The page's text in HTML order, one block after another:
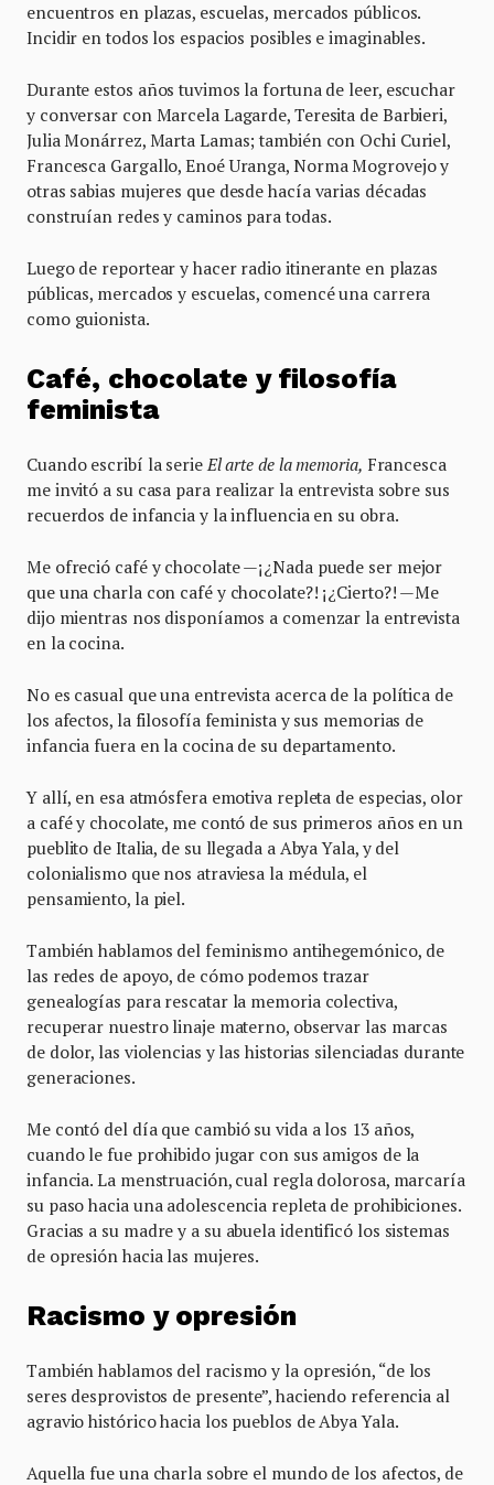
encuentros en plazas, escuelas, mercados públicos.
Incidir en todos los espacios posibles e imaginables.
Durante estos años tuvimos la fortuna de leer, escuchar
y conversar con Marcela Lagarde, Teresita de Barbieri,
Julia Monárrez, Marta Lamas; también con Ochi Curiel,
Francesca Gargallo, Enoé Uranga, Norma Mogrovejo y
otras sabias mujeres que desde hacía varias décadas
construían redes y caminos para todas.
Luego de reportear y hacer radio itinerante en plazas
públicas, mercados y escuelas, comencé una carrera
como guionista.
Café, chocolate y filosofía
feminista
Cuando escribí la serieEl arte de la memoria, Francesca
me invitó a su casa para realizar la entrevista sobre sus
recuerdos de infancia y la influencia en su obra.
Me ofreció café y chocolate —¡¿Nada puede ser mejor
que una charla con café y chocolate?! ¡¿Cierto?! —Me
dijo mientras nos disponíamos a comenzar la entrevista
en la cocina.
No es casual que una entrevista acerca de la política de
los afectos, la filosofía feminista y sus memorias de
infancia fuera en la cocina de su departamento.
Y allí, en esa atmósfera emotiva repleta de especias, olor
a café y chocolate, me contó de sus primeros años en un
pueblito de Italia, de su llegada a Abya Yala, y del
colonialismo que nos atraviesa la médula, el
pensamiento, la piel.
También hablamos del feminismo antihegemónico, de
las redes de apoyo, de cómo podemos trazar
genealogías para rescatar la memoria colectiva,
recuperar nuestro linaje materno, observar las marcas
de dolor, las violencias y las historias silenciadas durante
generaciones.
Me contó del día que cambió su vida a los 13 años,
cuando le fue prohibido jugar con sus amigos de la
infancia. La menstruación, cual regla dolorosa, marcaría
su paso hacia una adolescencia repleta de prohibiciones.
Gracias a su madre y a su abuela identificó los sistemas
de opresión hacia las mujeres.
Racismo y opresión
También hablamos del racismo y la opresión, “de los
seres desprovistos de presente”, haciendo referencia al
agravio histórico hacia los pueblos de Abya Yala.
Aquella fue una charla sobre el mundo de los afectos, de